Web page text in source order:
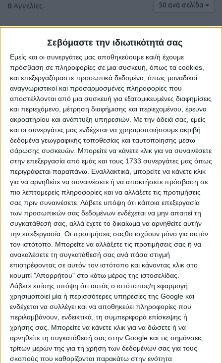
Σεβόμαστε την ιδιωτικότητά σας
Εμείς και οι συνεργάτες μας αποθηκεύουμε και/ή έχουμε
πρόσβαση σε πληροφορίες σε μια συσκευή, όπως τα cookies,
και επεξεργαζόμαστε προσωπικά δεδομένα, όπως μοναδικοί
αναγνωριστικοί και προσαρμοσμένες πληροφορίες που
αποστέλλονται από μια συσκευή για εξατομικευμένες διαφημίσεις
και περιεχόμενο, μέτρηση διαφήμισης και περιεχομένου, έρευνα
ακροατηρίου και ανάπτυξη υπηρεσιών. Με την άδειά σας, εμείς
και οι συνεργάτες μας ενδέχεται να χρησιμοποιήσουμε ακριβή
δεδομένα γεωγραφικής τοποθεσίας και ταυτοποίησης μέσω
σάρωσης συσκευών. Μπορείτε να κάνετε κλικ για να συναινέσετε
στην επεξεργασία από εμάς και τους 1733 συνεργάτες μας όπως
περιγράφεται παραπάνω. Εναλλακτικά, μπορείτε να κάνετε κλικ
για να αρνηθείτε να συναινέσετε ή να αποκτήσετε πρόσβαση σε
πιο λεπτομερείς πληροφορίες και να αλλάξετε τις προτιμήσεις
σας πριν συναινέσετε. Λάβετε υπόψη ότι κάποια επεξεργασία
των προσωπικών σας δεδομένων ενδέχεται να μην απαιτεί τη
συγκατάθεσή σας, αλλά έχετε το δικαίωμα να αρνηθείτε αυτήν
την επεξεργασία. Οι προτιμήσεις σαςθα ισχύουν μόνο για αυτόν
τον ιστότοπο. Μπορείτε να αλλάξετε τις προτιμήσεις σας ή να
ανακαλέσετε τη συγκατάθεσή σας ανά πάσα στιγμή
επιστρέφοντας σε αυτόν τον ιστότοπο και κάνοντας κλικ στο
κουμπί "Απορρήτου" στο κάτω μέρος της ιστοσελίδας.
Λάβετε επίσης υπόψη ότι αυτός ο ιστότοπος/η εφαρμογή
χρησιμοποιεί μία ή περισσότερες υπηρεσίες της Google και
ενδέχεται να συλλέγει και να αποθηκεύει πληροφορίες που
περιλαμβάνουν, ενδεικτικά, τη συμπεριφορά επίσκεψης ή
χρήσης σας. Μπορείτε να κάνετε κλικ για να δώσετε ή να
αρνηθείτε τη συγκατάθεσή σας στην Google και τις σημάνσεις
τρίτων μερών της για τη χρήση των δεδομένων σας για τους
σκοπούς που καθορίζονται παρακάτω στην ενότητα
0 Αγγελίες. 50 ανά σελίδα
Δε βρέθηκαν αγγελίες σύμφωνα με τα
κριτήρια αναζήτησής σας.
Δοκιμάστε να καθαρίσετε όλα τα υπάρχοντα φίλτρα
αναζήτησης.
ΚΑΤΗΓΟΡΙΕΣ
ΕΡΓΑΛΕΙΑ ΚΗΠΟΥ